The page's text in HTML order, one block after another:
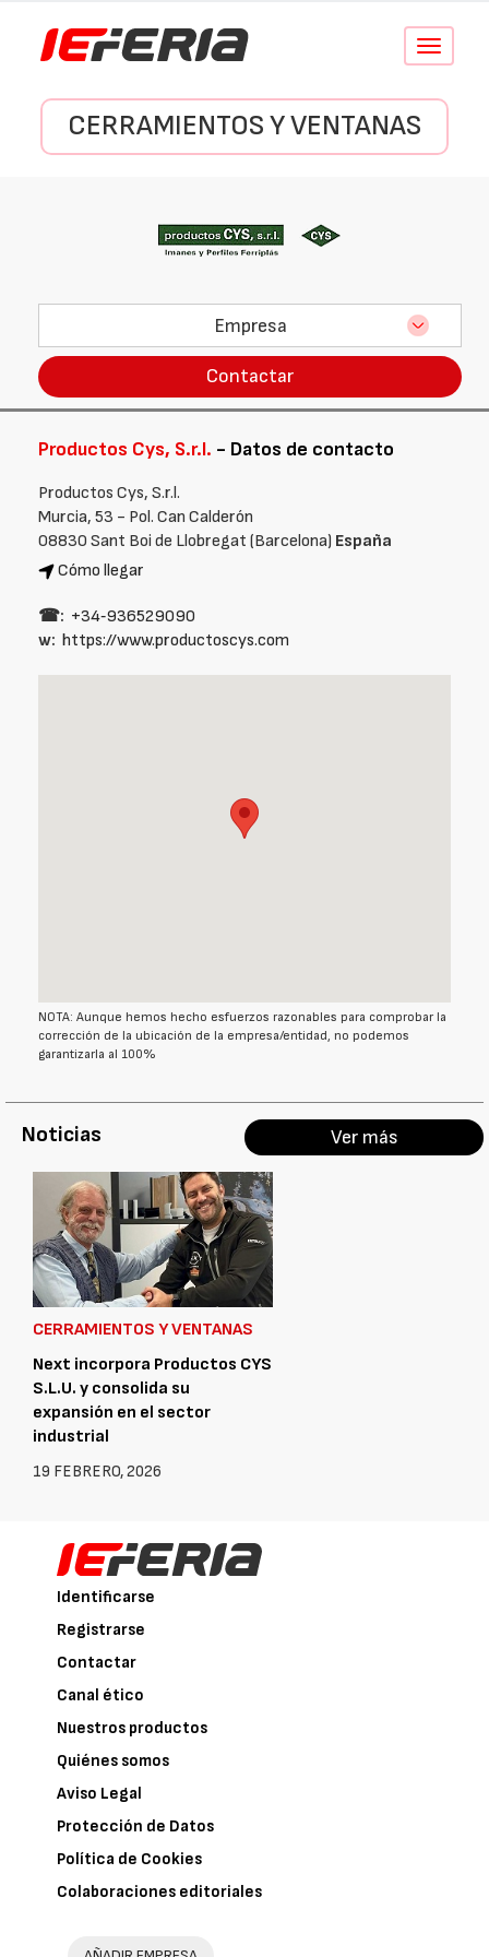
Conmutar
CERRAMIENTOS Y VENTANAS
Empresa
Contactar
Productos Cys, S.r.l. - Datos de contacto
Productos Cys, S.r.l.
Murcia, 53 - Pol. Can Calderón
08830 Sant Boi de Llobregat (Barcelona) España
Cómo llegar
☎: +34‑936529090
w: https://www.productoscys.com
NOTA: Aunque hemos hecho esfuerzos razonables para comprobar la
corrección de la ubicación de la empresa/entidad, no podemos
garantizarla al 100%
Noticias Ver más
CERRAMIENTOS Y VENTANAS
Next incorpora Productos CYS
S.L.U. y consolida su
expansión en el sector
industrial
19 FEBRERO, 2026
Identificarse
Registrarse
Contactar
Canal ético
Nuestros productos
Quiénes somos
Aviso Legal
Protección de Datos
Política de Cookies
Colaboraciones editoriales